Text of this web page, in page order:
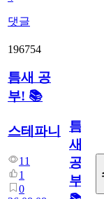
댓글
196754
틈새 공
부! 📚
스테파니
11
1
0
틈
새
공
부!